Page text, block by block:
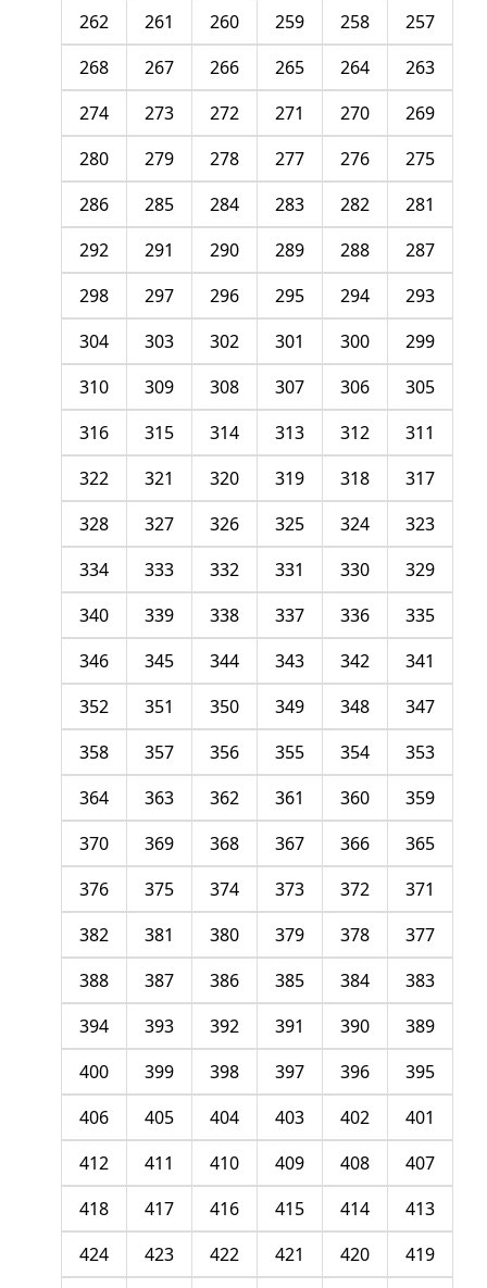
257
258
259
260
261
262
263
264
265
266
267
268
269
270
271
272
273
274
275
276
277
278
279
280
281
282
283
284
285
286
287
288
289
290
291
292
293
294
295
296
297
298
299
300
301
302
303
304
305
306
307
308
309
310
311
312
313
314
315
316
317
318
319
320
321
322
323
324
325
326
327
328
329
330
331
332
333
334
335
336
337
338
339
340
341
342
343
344
345
346
347
348
349
350
351
352
353
354
355
356
357
358
359
360
361
362
363
364
365
366
367
368
369
370
371
372
373
374
375
376
377
378
379
380
381
382
383
384
385
386
387
388
389
390
391
392
393
394
395
396
397
398
399
400
401
402
403
404
405
406
407
408
409
410
411
412
413
414
415
416
417
418
419
420
421
422
423
424